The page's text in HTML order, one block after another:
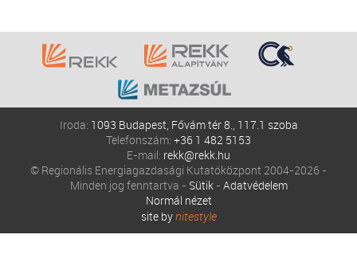
Iroda: 1093 Budapest, Fővám tér 8., 117.1 szoba
Telefonszám: +36 1 482 5153
E-mail: rekk@rekk.hu
© Regionális Energiagazdasági Kutatóközpont 2004-2026 -
Minden jog fenntartva - Sütik- Adatvédelem
Normál nézet
site bynitestyle